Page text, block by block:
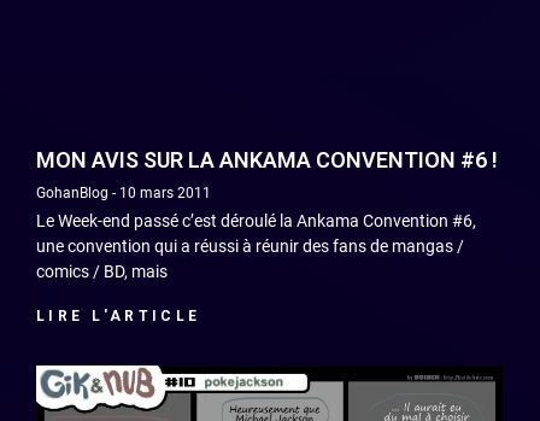
MON AVIS SUR LA ANKAMA CONVENTION #6 !
GohanBlog 10 mars 2011
Le Week-end passé c’est déroulé la Ankama Convention #6,
une convention qui a réussi à réunir des fans de mangas /
comics / BD, mais
LIRE L'ARTICLE